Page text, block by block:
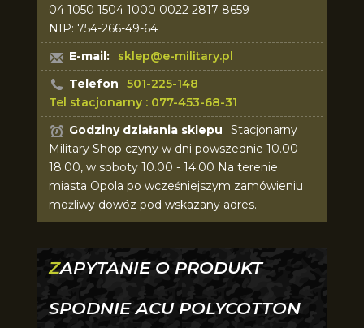
04 1050 1504 1000 0022 2817 8659
NIP: 754-266-49-64
E-mail:
sklep@e-military.pl
Telefon
501-225-148
Tel stacjonarny : 077-453-68-31
Godziny działania sklepu
Stacjonarny
Military Shop czyny w dni powszednie 10.00 -
18.00, w soboty 10.00 - 14.00 Na terenie
miasta Opola po wcześniejszym zamówieniu
możliwy dowóz pod wskazany adres.
ZAPYTANIE O PRODUKT
SPODNIE ACU POLYCOTTON